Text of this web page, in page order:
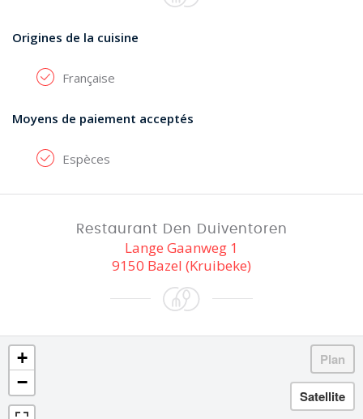
Origines de la cuisine
Française
Moyens de paiement acceptés
Espèces
Restaurant Den Duiventoren
Lange Gaanweg 1
9150 Bazel (Kruibeke)
+
−